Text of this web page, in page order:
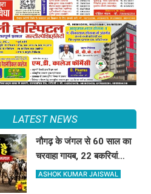
LATEST NEWS
नौगढ़ के जंगल से 60 साल का
चरवाहा गायब, 22 बकरियां
अकेले लौटीं घर..आखिर
ASHOK KUMAR JAISWAL